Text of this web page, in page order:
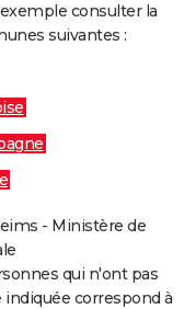
consulter la
suivantes :
- Ministère de
qui n'ont pas
correspond à